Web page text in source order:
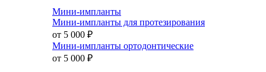
Мини-импланты
Мини-импланты для протезирования
от 5 000 ₽
Мини-импланты ортодонтические
от 5 000 ₽